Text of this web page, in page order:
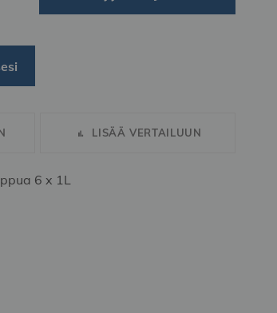
LISÄÄ VERTAILUUN
6 x 1L